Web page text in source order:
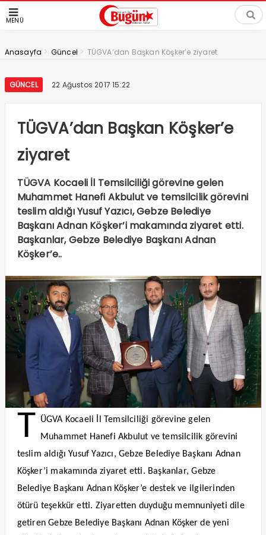
MENÜ
Anasayfa > Güncel > TÜGVA’dan Başkan Köşker’e ziyaret
GÜNCEL 22 Ağustos 2017 15:22
TÜGVA’dan Başkan Köşker’e
ziyaret
TÜGVA Kocaeli İl Temsilciliği görevine gelen
Muhammet Hanefi Akbulut ve temsilcilik görevini
teslim aldığı Yusuf Yazıcı, Gebze Belediye
Başkanı Adnan Köşker’i makamında ziyaret etti.
Başkanlar, Gebze Belediye Başkanı Adnan
Köşker’e..
T ÜGVA Kocaeli İl Temsilciliği görevine gelen
Muhammet Hanefi Akbulut ve temsilcilik görevini
teslim aldığı Yusuf Yazıcı, Gebze Belediye Başkanı Adnan
Köşker’i makamında ziyaret etti. Başkanlar, Gebze
Belediye Başkanı Adnan Köşker’e destek ve ilgilerinden
ötürü teşekkür etti. Ziyaretten duyduğu memnuniyeti dile
getiren Gebze Belediye Başkanı Adnan Köşker de yeni